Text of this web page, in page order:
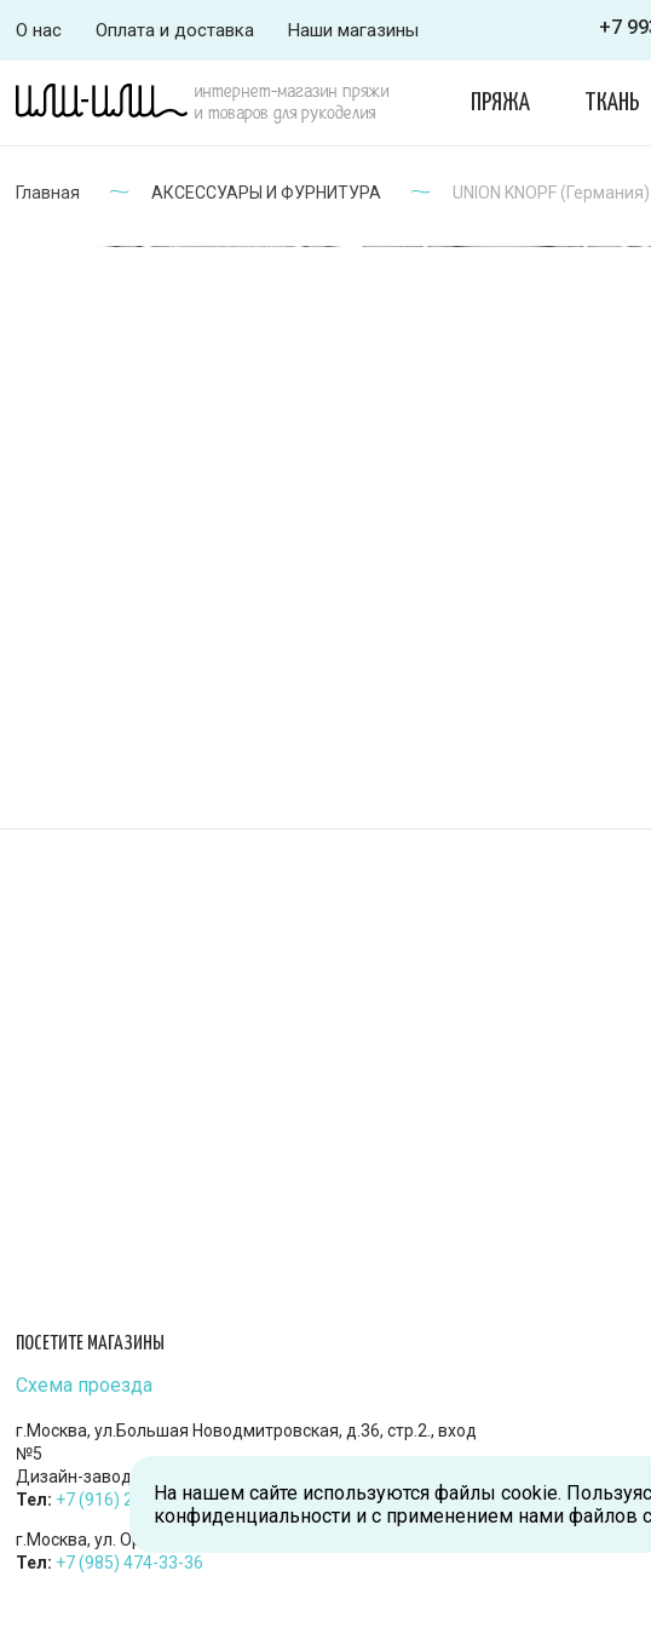
О нас Оплата и доставка Наши магазины +7
интернет-магазин пряжи
и товаров для рукоделия
ПРЯЖА ТКАНЬ
Главная АКСЕССУАРЫ И ФУРНИТУРА UNION KNOPF
ПОСЕТИТЕ МАГАЗИНЫ
Схема проезда
г.Москва, ул.Большая Новодмитровская, д.36, стр.2., вход
№5
Дизайн-завод «FLACON»
Тел: +7 (916) 215-94-95
г.Москва, ул. Орджоникидзе, д.9, к.1
Тел: +7 (985) 474-33-36
На нашем сайте используются файлы cookie.
конфиденциальности и с применением нами файлов